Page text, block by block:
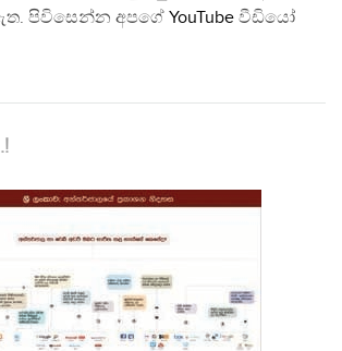
පිවිසෙන්න අපගේ YouTube වීඩියෝ